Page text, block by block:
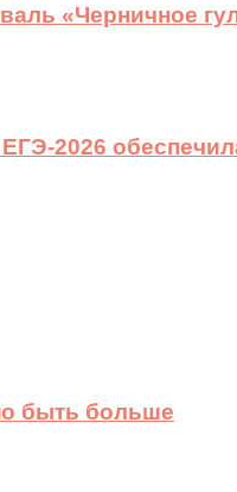
«Черничное
2026
быть больше